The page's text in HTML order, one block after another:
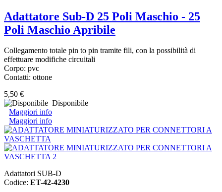
Adattatore Sub-D 25 Poli Maschio - 25
Poli Maschio Apribile
Collegamento totale pin to pin tramite fili, con la possibilità di
effettuare modifiche circuitali
Corpo: pvc
Contatti: ottone
5,50 €
Disponibile
Maggiori info
Maggiori info
Adattatori SUB-D
Codice: ET-42-4230